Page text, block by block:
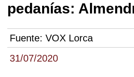
31/07/2020
pedanías:
Fuente: VOX Lorca